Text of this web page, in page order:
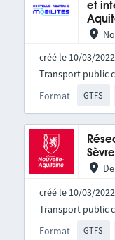
et
créé le 10/03/2022
Format GTFS
Transport public
créé le 10/03/2022
Format GTFS
Transport public